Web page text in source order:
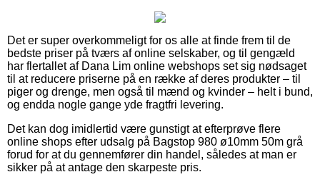
Det er super overkommeligt for os alle at finde frem til de
bedste priser på tværs af online selskaber, og til gengæld
har flertallet af Dana Lim online webshops set sig nødsaget
til at reducere priserne på en række af deres produkter – til
piger og drenge, men også til mænd og kvinder – helt i bund,
og endda nogle gange yde fragtfri levering.
Det kan dog imidlertid være gunstigt at efterprøve flere
online shops efter udsalg på Bagstop 980 ø10mm 50m grå
forud for at du gennemfører din handel, således at man er
sikker på at antage den skarpeste pris.